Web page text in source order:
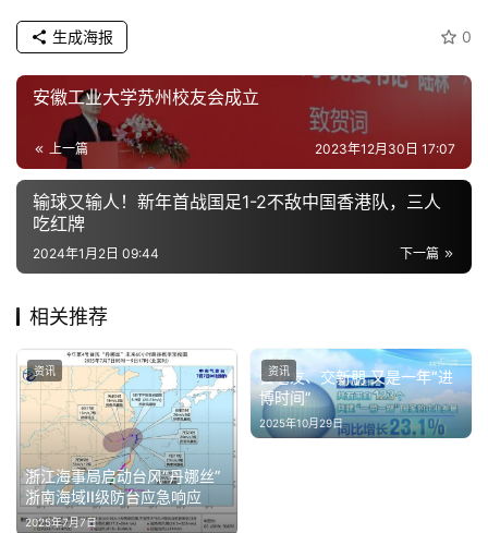
0
生成海报
安徽工业大学苏州校友会成立
上一篇 2023年12月30日 17:07
输球又输人！新年首战国足1-2不敌中国香港队，三人
吃红牌
下一篇
2024年1月2日 09:44
相关推荐
浙江海事局启动台风“丹娜丝”
浙南海域II级防台应急响应
2025年7月7日
资讯
会老友、交新朋 又是一年“进
博时间”
2025年10月29日
资讯